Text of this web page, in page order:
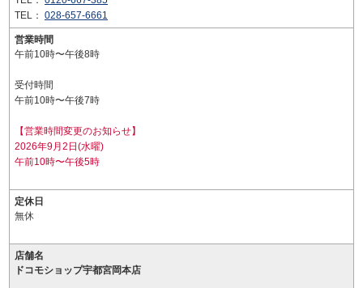
TEL： 028-657-6661
営業時間
午前10時〜午後8時
受付時間
午前10時〜午後7時
【営業時間変更のお知らせ】
2026年9月2日(水曜)
午前10時〜午後5時
定休日
無休
店舗名
ドコモショップ宇都宮岡本店